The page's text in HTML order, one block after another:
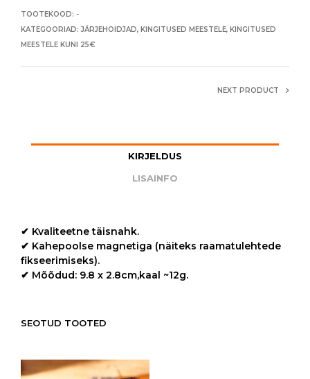
TOOTEKOOD: -
KATEGOORIAD: JÄRJEHOIDJAD, KINGITUSED MEESTELE, KINGITUSED
MEESTELE KUNI 25€
NEXT PRODUCT
KIRJELDUS
LISAINFO
✔ Kvaliteetne täisnahk.
✔ Kahepoolse magnetiga (näiteks raamatulehtede
fikseerimiseks).
✔ Mõõdud: 9.8 x 2.8cm,kaal ~12g.
SEOTUD TOOTED